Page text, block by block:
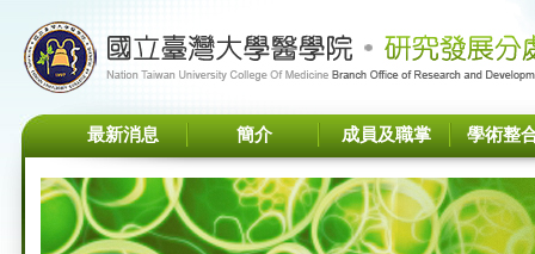
最新消息 簡介 成員及職掌 學術整